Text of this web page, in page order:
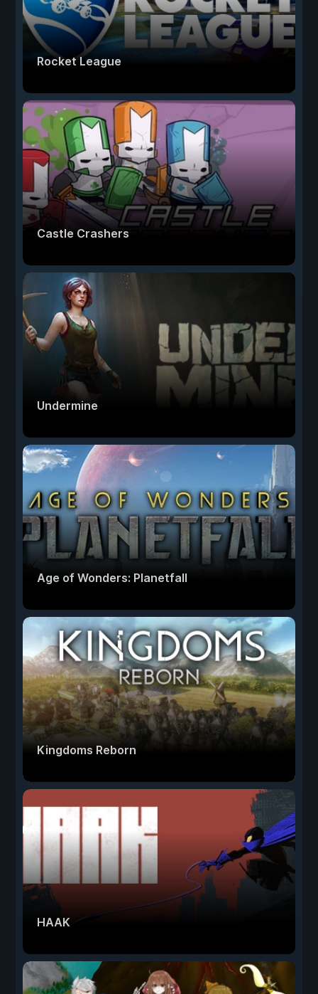
Rocket League
Castle Crashers
Undermine
Age of Wonders: Planetfall
Kingdoms Reborn
HAAK